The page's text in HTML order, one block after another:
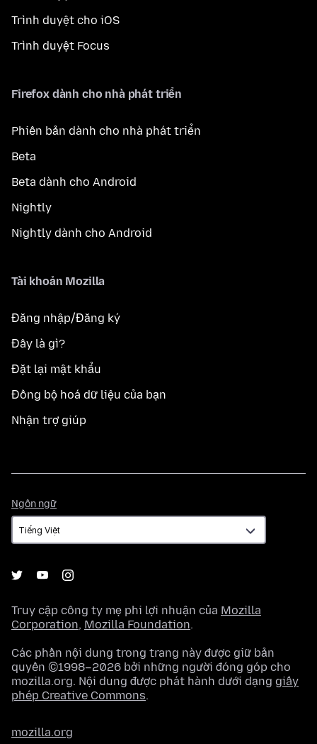
Trình duyệt cho iOS
Trình duyệt Focus
Firefox dành cho nhà phát triển
Phiên bản dành cho nhà phát triển
Beta
Beta dành cho Android
Nightly
Nightly dành cho Android
Tài khoản Mozilla
Đăng nhập/Đăng ký
Đây là gì?
Đặt lại mật khẩu
Đồng bộ hoá dữ liệu của bạn
Nhận trợ giúp
Ngôn ngữ
ngữ
Truy cập công ty mẹ phi lợi nhuận của Mozilla
Corporation, Mozilla Foundation.
Các phần nội dung trong trang này được giữ bản
quyền ©1998–2026 bởi những người đóng góp cho
mozilla.org. Nội dung được phát hành dưới dạng giấy
phép Creative Commons.
mozilla.org